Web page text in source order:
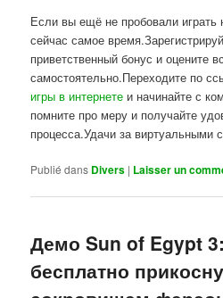
Если вы ещё не пробовали играть
сейчас самое
приветственный бонус и оцените
самостоятельно.Переходите по
игры в интернете и начинайте с
помните про меру и получайте
процесса.Удачи за виртуальными
Publié dans Divers | Laisser un
Демо Sun of Egypt
бесплатно